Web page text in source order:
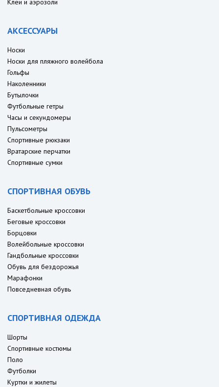
АКСЕССУАРЫ
Носки
Носки для пляжного волейбола
Гольфы
Наколенники
Бутылочки
Футбольные гетры
Часы и секундомеры
Пульсометры
Спортивные рюкзаки
Вратарские перчатки
Спортивные сумки
СПОРТИВНАЯ ОБУВЬ
Баскетбольные кроссовки
Беговые кроссовки
Борцовки
Волейбольные кроссовки
Гандбольные кроссовки
Обувь для бездорожья
Марафонки
Повседневная обувь
СПОРТИВНАЯ ОДЕЖДА
Шорты
Спортивные костюмы
Поло
Футболки
Куртки и жилеты